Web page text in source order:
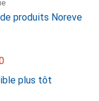
produits Noreve
plus tôt